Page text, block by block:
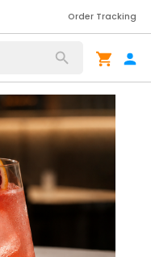
Order Tracking